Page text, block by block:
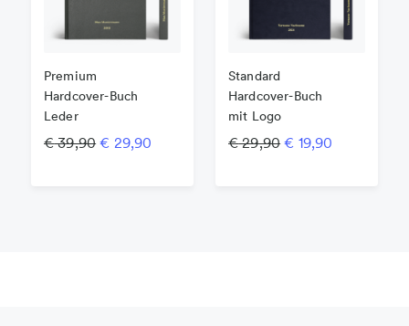
Premium
Hardcover-Buch
Leder
€39,90Ursprünglicher Preis war: € 39,90
€ 29,90 Aktueller Preis ist: € 29,90.
Standard
Hardcover-Buch
mit Logo
€29,90Ursprünglicher
€ 19,90